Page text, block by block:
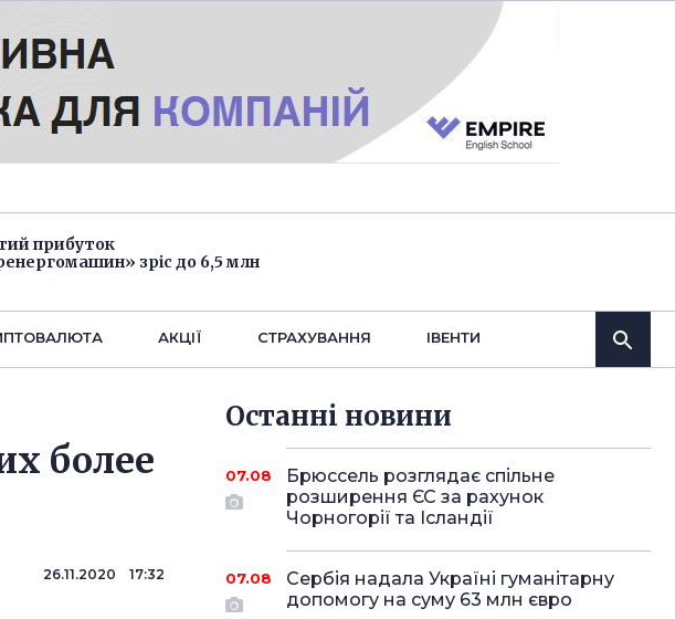
прибуток
зріс до 6,5 млн
АКЦІЇ СТРАХУВАННЯ IВЕНТИ
более
26.11.2020 17:32
Останнi новини
07.08
Брюссель розглядає спільне
розширення ЄС за рахунок
Чорногорії та Ісландії
07.08
Сербія надала Україні гуманітарну
допомогу на суму 63 млн євро